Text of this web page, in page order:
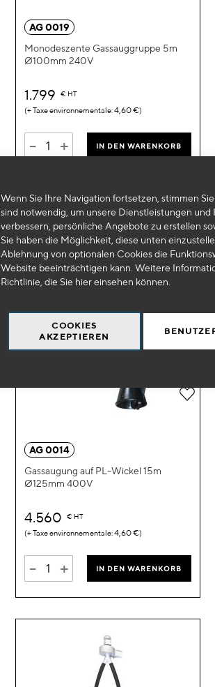
Wenn Sie Ihre Navigation fortsetzen, stimmen
sind notwendig, um unsere Dienstleistungen
verbessern, persönliche Angebote zu erstellen
Sie haben die Möglichkeit, diese unten
Ablehnung von optionalen Cookies die
Website beeinträchtigen kann. Weitere
Richtlinie, die Sie hiereinsehen können.
COOKIES
AKZEPTIEREN
AG 0019
Monodeszente Gassauggruppe 5m
Ø100mm 240V
1.799 € HT
4,60 €
- + IN DEN WARENKORB
AG 0014
Gassaugung auf PL-Wickel 15m
Ø125mm 400V
4.560 € HT
4,60 €
- + IN DEN WARENKORB
Zur